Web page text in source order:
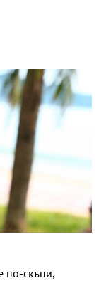
по-скъпи,